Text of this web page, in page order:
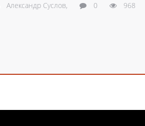
Александр Суслов, 0 968